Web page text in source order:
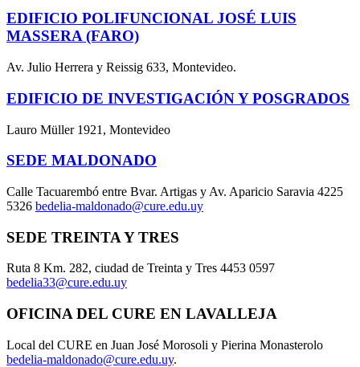
EDIFICIO POLIFUNCIONAL JOSÉ LUIS
MASSERA (FARO)
Av. Julio Herrera y Reissig 633, Montevideo.
EDIFICIO DE INVESTIGACIÓN Y POSGRADOS
Lauro Müller 1921, Montevideo
SEDE MALDONADO
Calle Tacuarembó entre Bvar. Artigas y Av. Aparicio Saravia 4225
5326 bedelia-maldonado@cure.edu.uy
SEDE TREINTA Y TRES
Ruta 8 Km. 282, ciudad de Treinta y Tres 4453 0597
bedelia33@cure.edu.uy
OFICINA DEL CURE EN LAVALLEJA
Local del CURE en Juan José Morosoli y Pierina Monasterolo
bedelia-maldonado@cure.edu.uy.